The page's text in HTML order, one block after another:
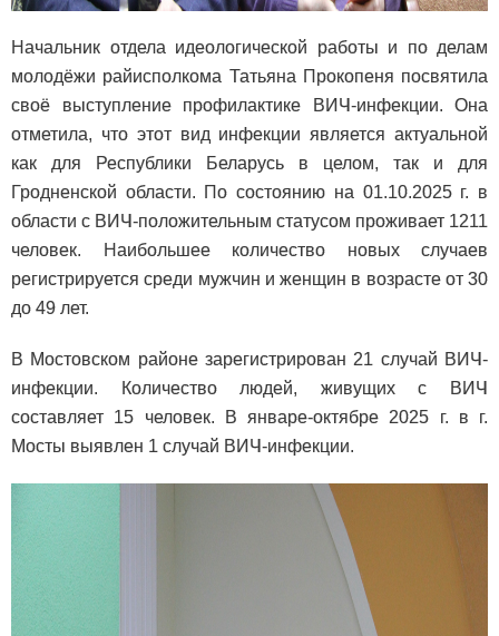
Начальник отдела идеологической работы и по делам
молодёжи райисполкома Татьяна Прокопеня посвятила
своё выступление профилактике ВИЧ-инфекции. Она
отметила, что этот вид инфекции является актуальной
как для Республики Беларусь в целом, так и для
Гродненской области. По состоянию на 01.10.2025 г. в
области с ВИЧ-положительным статусом проживает 1211
человек. Наибольшее количество новых случаев
регистрируется среди мужчин и женщин в возрасте от 30
до 49 лет.
В Мостовском районе зарегистрирован 21 случай ВИЧ-
инфекции. Количество людей, живущих с ВИЧ
составляет 15 человек. В январе-октябре 2025 г. в г.
Мосты выявлен 1 случай ВИЧ-инфекции.